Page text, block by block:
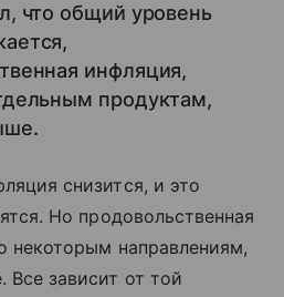
что общий уровень
инфляция,
продуктам,
снизится, и это
Но продовольственная
некоторым направлениям,
зависит от той